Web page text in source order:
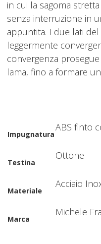
in cui la sagoma
senza interruzione in
appuntita. I due lati
leggermente
convergenza
lama, fino a formare
Impugnatura
ABS finto
Testina
Ottone
Materiale
Acciaio
Marca
Michele